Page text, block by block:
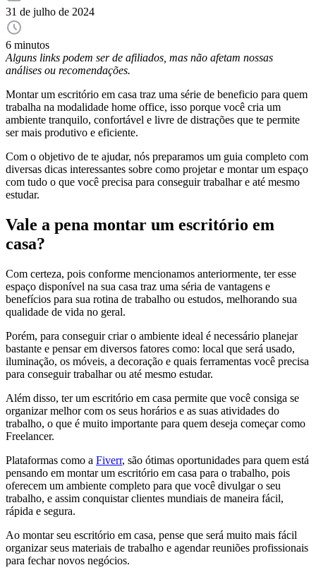
31 de julho de 2024
6 minutos
Alguns links podem ser de afiliados, mas não afetam nossas
análises ou recomendações.
Montar um escritório em casa traz uma série de beneficio para quem
trabalha na modalidade home office, isso porque você cria um
ambiente tranquilo, confortável e livre de distrações que te permite
ser mais produtivo e eficiente.
Com o objetivo de te ajudar, nós preparamos um guia completo com
diversas dicas interessantes sobre como projetar e montar um espaço
com tudo o que você precisa para conseguir trabalhar e até mesmo
estudar.
Vale a pena montar um escritório em
casa?
Com certeza, pois conforme mencionamos anteriormente, ter esse
espaço disponível na sua casa traz uma séria de vantagens e
benefícios para sua rotina de trabalho ou estudos, melhorando sua
qualidade de vida no geral.
Porém, para conseguir criar o ambiente ideal é necessário planejar
bastante e pensar em diversos fatores como: local que será usado,
iluminação, os móveis, a decoração e quais ferramentas você precisa
para conseguir trabalhar ou até mesmo estudar.
Além disso, ter um escritório em casa permite que você consiga se
organizar melhor com os seus horários e as suas atividades do
trabalho, o que é muito importante para quem deseja começar como
Freelancer.
Plataformas como a Fiverr, são ótimas oportunidades para quem está
pensando em montar um escritório em casa para o trabalho, pois
oferecem um ambiente completo para que você divulgar o seu
trabalho, e assim conquistar clientes mundiais de maneira fácil,
rápida e segura.
Ao montar seu escritório em casa, pense que será muito mais fácil
organizar seus materiais de trabalho e agendar reuniões profissionais
para fechar novos negócios.